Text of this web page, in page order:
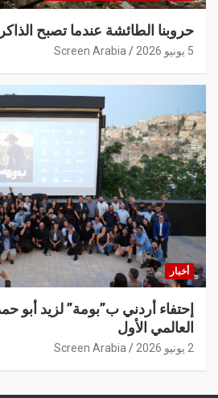
حروبنا الطائشة عندما تصبح
5 يونيو 2026 Screen Arabia
أخبار
إحتفاء أردني ب”بومة” لزيد أبو
العالمي الأول
2 يونيو 2026 Screen Arabia